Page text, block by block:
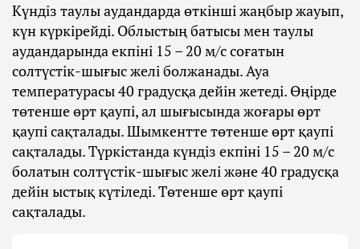
Күндіз таулы аудандарда өткінші жаңбыр жауып,
күн күркірейді. Облыстың батысы мен таулы
аудандарында екпіні 15 – 20 м/с соғатын
солтүстік-шығыс желі болжанады. Ауа
температурасы 40 градусқа дейін жетеді. Өңірде
төтенше өрт қаупі, ал шығысында жоғары өрт
қаупі сақталады. Шымкентте төтенше өрт қаупі
сақталады. Түркістанда күндіз екпіні 15 – 20 м/с
болатын солтүстік-шығыс желі және 40 градусқа
дейін ыстық күтіледі. Төтенше өрт қаупі
сақталады.